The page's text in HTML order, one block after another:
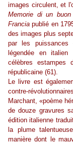
images circulent, et
Memorie di un
Francia publié en
des images plus
par les puissances
légendée en
célèbres estampes
républicaine (61).
Le livre est
contre-
Marchant, «poème
de douze gravures
édition italienne
la plume
manière dont le